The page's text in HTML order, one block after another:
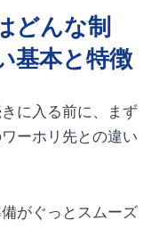
どんな制
基本と特徴
に入る前に、まず
ーホリ先との違い
がぐっとスムーズ